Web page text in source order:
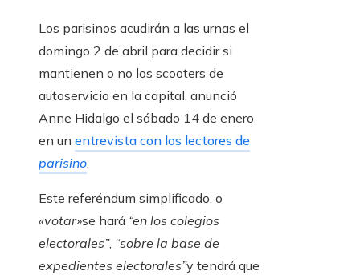
Los parisinos acudirán a las urnas el
domingo 2 de abril para decidir si
mantienen o no los scooters de
autoservicio en la capital, anunció
Anne Hidalgo el sábado 14 de enero
en un entrevista con los lectores de
parisino.
Este referéndum simplificado, o
«votar»se hará “en los colegios
electorales”, “sobre la base de
expedientes electorales”y tendrá que